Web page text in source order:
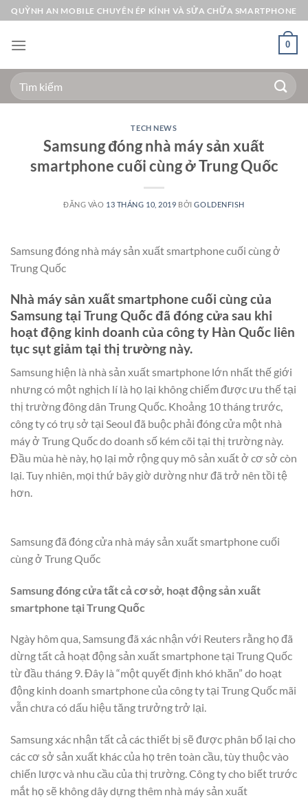
Bỏ
qua
nội
QUỲNH AN MOBILE CHUYÊN ÉP KÍNH VÀ SỬA CHỮA SMARTPHONE
0
Tìm
kiếm:
TECH NEWS
Samsung đóng nhà máy sản xuất
smartphone cuối cùng ở Trung Quốc
ĐĂNG VÀO 13 THÁNG 10, 2019 BỞIGOLDENFISH
Samsung đóng nhà máy sản xuất smartphone cuối cùng ở
Trung Quốc
Nhà máy sản xuất smartphone cuối cùng của
Samsung tại Trung Quốc đã đóng cửa sau khi
hoạt động kinh doanh của công ty Hàn Quốc liên
tục sụt giảm tại thị trường này.
Samsung hiện là nhà sản xuất smartphone lớn nhất thế giới
nhưng có một nghịch lí là họ lại không chiếm được ưu thế tại
thị trường đông dân Trung Quốc. Khoảng 10 tháng trước,
công ty có trụ sở tại Seoul đã buộc phải đóng cửa một nhà
máy ở Trung Quốc do doanh số kém cõi tại thị trường này.
Đầu mùa hè này, họ lại mở rộng quy mô sản xuất ở cơ sở còn
lại. Tuy nhiên, mọi thứ bây giờ dường như đã trở nên tồi tệ
hơn.
Samsung đã đóng cửa nhà máy sản xuất smartphone cuối
cùng ở Trung Quốc
Samsung đóng cửa tất cả cơ sở, hoạt động sản xuất
smartphone tại Trung Quốc
Ngày hôm qua, Samsung đã xác nhận với Reuters rằng họ đã
dừng tất cả hoạt động sản xuất smartphone tại Trung Quốc
từ đầu tháng 9. Đây là “một quyết định khó khăn” do hoạt
động kinh doanh smartphone của công ty tại Trung Quốc mãi
vẫn chưa có dấu hiệu tăng trưởng trở lại.
Samsung xác nhận tất cả các thiết bị sẽ được phân bổ lại cho
các cơ sở sản xuất khác của họ trên toàn cầu, tùy thuộc vào
chiến lược và nhu cầu của thị trường. Công ty cho biết trước
mắt họ sẽ không dây dựng thêm nhà máy sản xuất